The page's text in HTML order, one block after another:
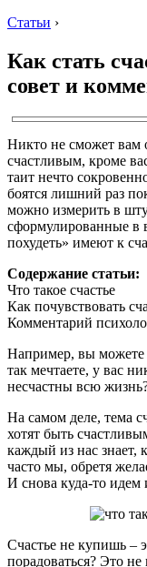
Статьи ›
Как стать
совет и
Никто не сможет вам
счастливым, кроме
таит нечто
боятся лишний раз
можно измерить в
сформулированные в
похудеть» имеют к
Содержание статьи:
Что такое счастье
Как почувствовать
Комментарий
Например, вы можете
так мечтаете, у вас
несчастны всю
На самом деле, тема
хотят быть
каждый из нас знает,
часто мы, обретя
И снова куда-то идем
Счастье не купишь –
порадоваться? Это не